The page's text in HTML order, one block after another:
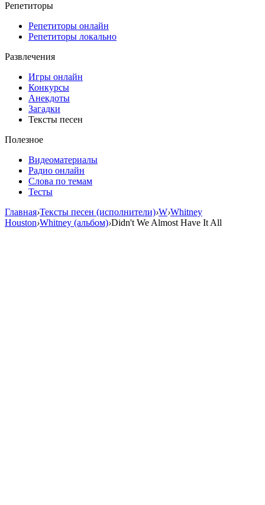
Репетиторы
Репетиторы онлайн
Репетиторы локально
Развлечения
Игры онлайн
Конкурсы
Анекдоты
Загадки
Тексты песен
Полезное
Видеоматериалы
Радио онлайн
Слова по темам
Тесты
Главная›Тексты песен (исполнители)›W›Whitney
Houston›Whitney (альбом)›Didn't We Almost Have It All